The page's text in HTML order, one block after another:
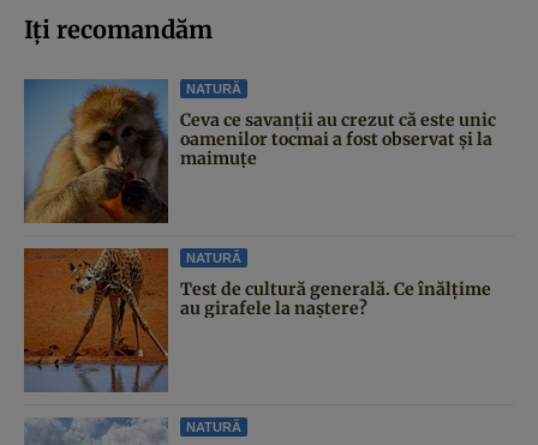
Iți recomandăm
NATURĂ
Ceva ce savanții au crezut că este unic
oamenilor tocmai a fost observat și la
maimuțe
NATURĂ
Test de cultură generală. Ce înălțime
au girafele la naștere?
NATURĂ